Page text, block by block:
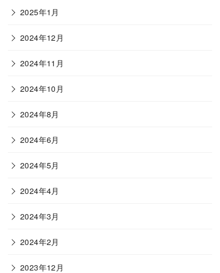
2025年1月
2024年12月
2024年11月
2024年10月
2024年8月
2024年6月
2024年5月
2024年4月
2024年3月
2024年2月
2023年12月